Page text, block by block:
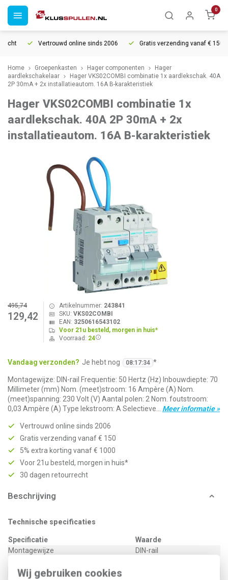
Wij gebruiken cookies
0
Vertrouwd online sinds 2006 Gratis verzending vanaf € 150
Home Groepenkasten Hager componenten
Hager
aardlekschakelaar
Hager VKS02COMBI combinatie 1x aardlekschak. 40A
2P 30mA + 2x installatieautom. 16A B-karakteristiek
Hager VKS02COMBI combinatie 1x
aardlekschak. 40A 2P 30mA + 2x
installatieautom. 16A B-karakteristiek
495,74
129,42
Artikelnummer: 243841
SKU: VKS02COMBI
EAN: 3250616543102
Voor 21u besteld, morgen in huis*
Voorraad: 24
Vandaag verzonden? Je hebt nog 08:17:34 *
Montagewijze: DIN-rail Frequentie: 50 Hertz (Hz) Inbouwdiepte: 70
Millimeter (mm) Nom. (meet)stroom: 16 Ampère (A) Nom.
(meet)spanning: 230 Volt (V) Aantal polen: 2 Nom. foutstroom:
0,03 Ampère (A) Type lekstroom: A Selectieve... Meer informatie »
Vertrouwd online sinds 2006
Gratis verzending vanaf € 150
5% extra korting vanaf € 1000
Voor 21u besteld, morgen in huis*
30 dagen retourrecht
Beschrijving
Technische specificaties
Specificatie
Waarde
Montagewijze
DIN-rail
Inbouwdiepte